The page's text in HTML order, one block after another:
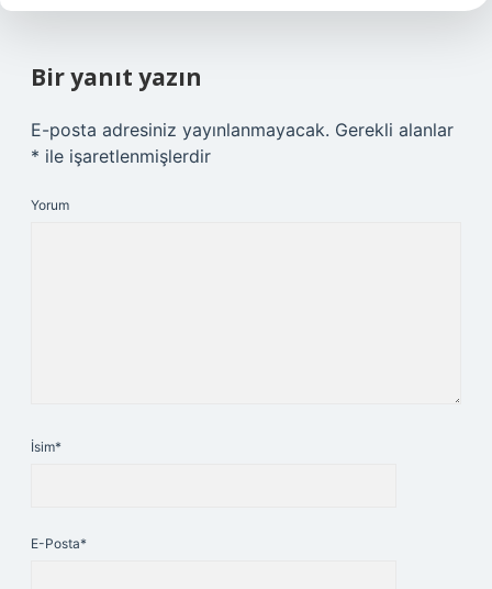
Bir yanıt yazın
E-posta adresiniz yayınlanmayacak. Gerekli alanlar
* ile işaretlenmişlerdir
Yorum
İsim*
E-Posta*